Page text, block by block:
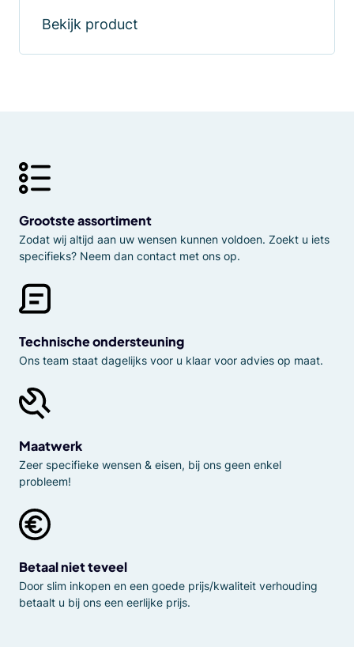
Bekijk product
Grootste assortiment
Zodat wij altijd aan uw wensen kunnen voldoen. Zoekt u iets
specifieks? Neem dan contact met ons op.
Technische ondersteuning
Ons team staat dagelijks voor u klaar voor advies op maat.
Maatwerk
Zeer specifieke wensen & eisen, bij ons geen enkel
probleem!
Betaal niet teveel
Door slim inkopen en een goede prijs/kwaliteit verhouding
betaalt u bij ons een eerlijke prijs.